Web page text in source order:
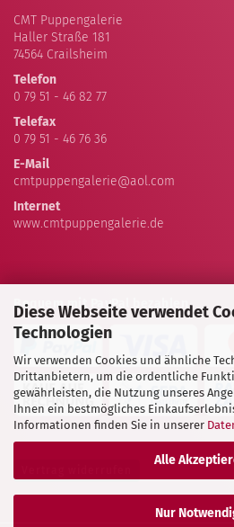
Diese Webseite verwendet
Technologien
Wir verwenden Cookies und ähnliche
Drittanbietern, um die ordentliche
gewährleisten, die Nutzung unseres
Ihnen ein bestmögliches
Informationen finden Sie in unserer
Alle
Nur
CMT Puppengalerie
Haller Straße 181
74564 Crailsheim
Telefon
0 79 51 - 46 82 77
Telefax
0 79 51 - 46 76 36
E-Mail
cmtpuppengalerie@aol.com
Internet
www.cmtpuppengalerie.de
Bequem mit PayPal bezahlen